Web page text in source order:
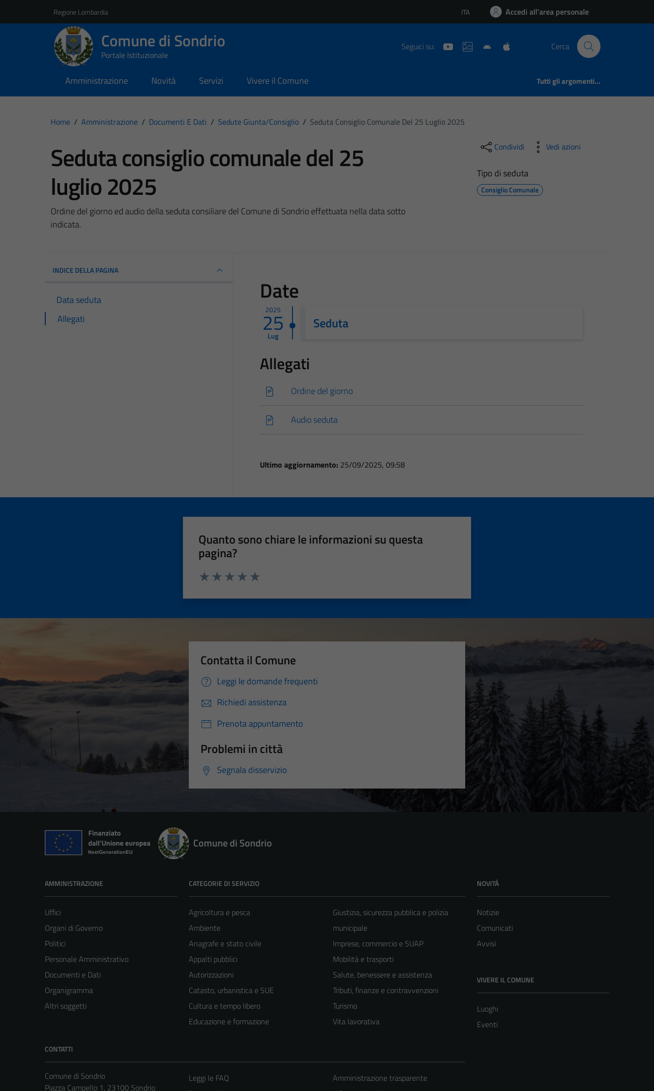
Regione Lombardia Lingua attiva:
ITA Accedi all'area personale
Comune di Sondrio
Portale Istituzionale
Seguici su: Cerca
Amministrazione Novità Servizi Vivere il Comune Tutti gli argomenti...
Home / Amministrazione / Documenti E Dati / Sedute Giunta/consiglio / Seduta Consiglio Comunale Del 25 Luglio 2025
Seduta consiglio comunale del 25
luglio 2025
Ordine del giorno ed audio della seduta consiliare del Comune di Sondrio effettuata nella data sotto
indicata.
Condividi Vedi azioni
Tipo di seduta
Consiglio Comunale
INDICE DELLA PAGINA
Data seduta
Allegati
Date
2025
25
Lug
Seduta
Allegati
Ordine del giorno
Audio seduta
Ultimo aggiornamento: 25/09/2025, 09:58
Quanto sono chiare le informazioni su questa
pagina?
Contatta il Comune
Leggi le domande frequenti
Richiedi assistenza
Prenota appuntamento
Problemi in città
Segnala disservizio
Comune di Sondrio
AMMINISTRAZIONE
Uffici
Organi di Governo
Politici
Personale Amministrativo
Documenti e Dati
Organigramma
Altri soggetti
CATEGORIE DI SERVIZIO
Agricoltura e pesca
Ambiente
Anagrafe e stato civile
Appalti pubblici
Autorizzazioni
Catasto, urbanistica e SUE
Cultura e tempo libero
Educazione e formazione
Giustizia, sicurezza pubblica e polizia
municipale
Imprese, commercio e SUAP
Mobilità e trasporti
Salute, benessere e assistenza
Tributi, finanze e contravvenzioni
Turismo
Vita lavorativa
NOVITÀ
Notizie
Comunicati
Avvisi
VIVERE IL COMUNE
Luoghi
Eventi
CONTATTI
Comune di Sondrio
Piazza Campello 1, 23100 Sondrio
Leggi le FAQ
Amministrazione trasparente